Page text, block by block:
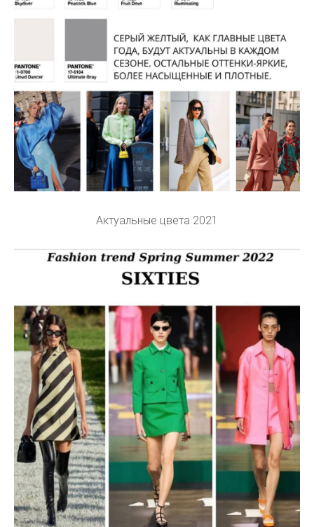
Актуальные цвета 2021